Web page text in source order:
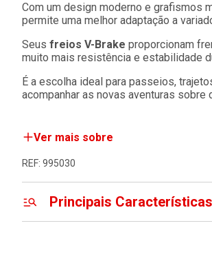
Com um design moderno e grafismos
permite uma melhor adaptação a
Seus freios V-Brake proporcionam
muito mais resistência e estabilidade
É a escolha ideal para passeios,
acompanhar as novas aventuras sobre
Ver mais sobre
REF: 995030
Principais Características